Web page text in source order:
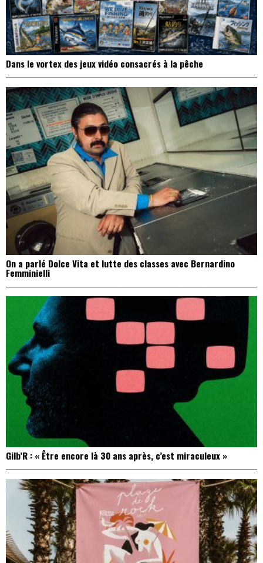
Dans le vortex des jeux vidéo consacrés à la pêche
On a parlé Dolce Vita et lutte des classes avec Bernardino
Femminielli
Gilb’R : « Être encore là 30 ans après, c’est miraculeux »